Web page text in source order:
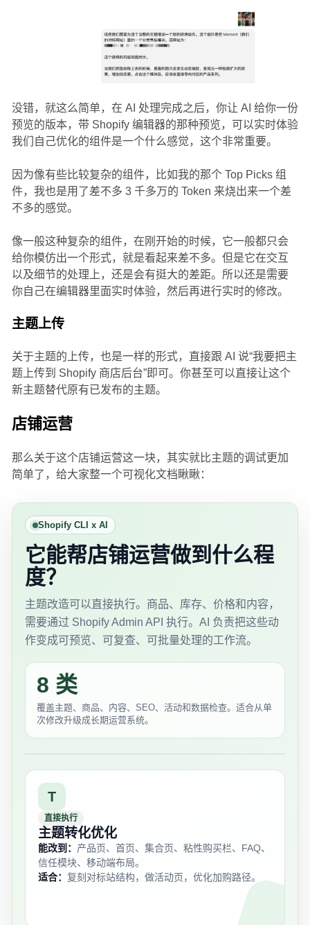
没错，就这么简单，在 AI 处理完成之后，你让 AI 给你一份
预览的版本，带 Shopify 编辑器的那种预览，可以实时体验
我们自己优化的组件是一个什么感觉，这个非常重要。
因为像有些比较复杂的组件，比如我的那个 Top Picks 组
件，我也是用了差不多 3 千多万的 Token 来烧出来一个差
不多的感觉。
像一般这种复杂的组件，在刚开始的时候，它一般都只会
给你模仿出一个形式，就是看起来差不多。但是它在交互
以及细节的处理上，还是会有挺大的差距。所以还是需要
你自己在编辑器里面实时体验，然后再进行实时的修改。
主题上传
关于主题的上传，也是一样的形式，直接跟 AI 说“我要把主
题上传到 Shopify 商店后台”即可。你甚至可以直接让这个
新主题替代原有已发布的主题。
店铺运营
那么关于这个店铺运营这一块，其实就比主题的调试更加
简单了，给大家整一个可视化文档瞅瞅：
Shopify CLI x AI
它能帮店铺运营做到什么程
度？
主题改造可以直接执行。商品、库存、价格和内容，
需要通过 Shopify Admin API 执行。AI 负责把这些动
作变成可预览、可复查、可批量处理的工作流。
8 类
覆盖主题、商品、内容、SEO、活动和数据检查。适合从单
次修改升级成长期运营系统。
T
直接执行
主题转化优化
能改到： 产品页、首页、集合页、粘性购买栏、FAQ、
信任模块、移动端布局。
适合： 复刻对标站结构，做活动页，优化加购路径。